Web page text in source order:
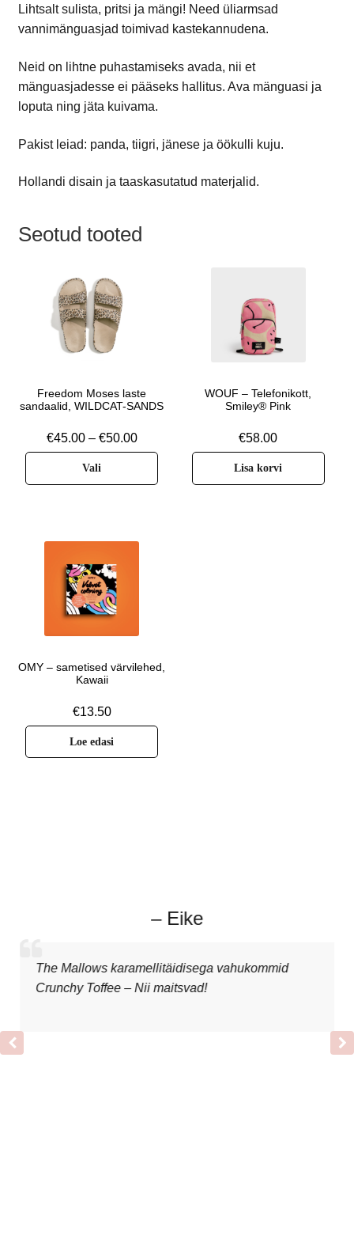
Lihtsalt sulista, pritsi ja mängi! Need üliarmsad
vannimänguasjad toimivad kastekannudena.
Neid on lihtne puhastamiseks avada, nii et
mänguasjadesse ei pääseks hallitus. Ava mänguasi ja
loputa ning jäta kuivama.
Pakist leiad: panda, tiigri, jänese ja öökulli kuju.
Hollandi disain ja taaskasutatud materjalid.
Seotud tooted
Freedom Moses laste
sandaalid, WILDCAT-SANDS
€45.00 – €50.00
Vali
WOUF – Telefonikott,
Smiley® Pink
€58.00
Lisa korvi
OMY – sametised värvilehed,
Kawaii
€13.50
Loe edasi
– Eike
The Mallows karamellitäidisega vahukommid
Crunchy Toffee – Nii maitsvad!